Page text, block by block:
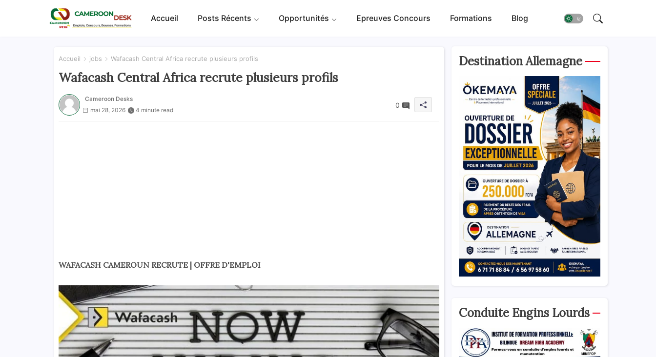
Accueil Posts Récents Opportunités Epreuves Concours Formations Blog
Accueil jobs Wafacash Central Africa recrute plusieurs profils
Wafacash Central Africa recrute plusieurs profils
Cameroon Desks
mai 28, 2026
4 minute read
0
WAFACASH CAMEROUN RECRUTE | OFFRE D'EMPLOI
Destination Allemagne
Conduite Engins Lourds